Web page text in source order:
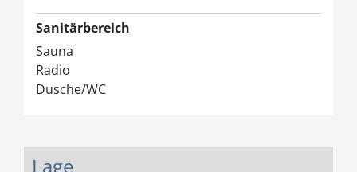
Sanitärbereich
Sauna
Radio
Dusche/WC
Lage